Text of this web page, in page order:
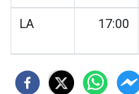
LA 17:00